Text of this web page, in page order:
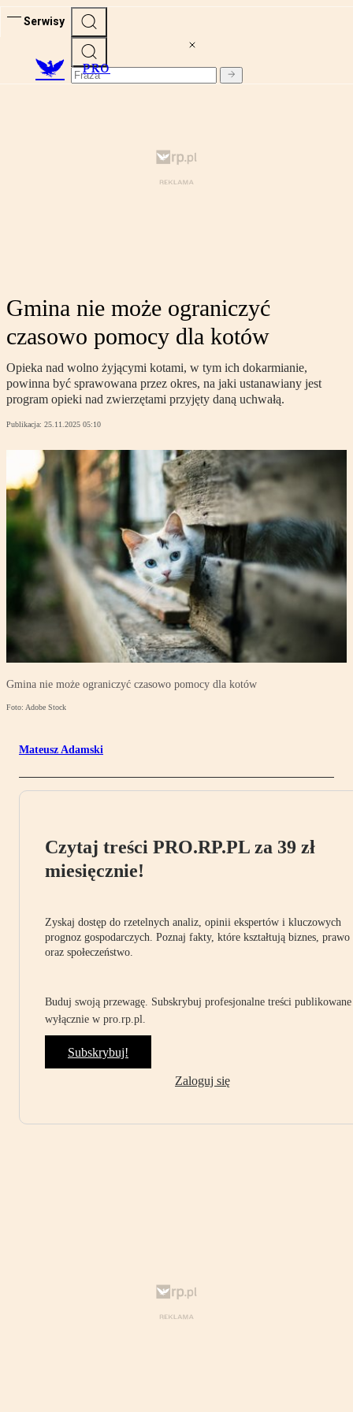
Serwisy
PRO
Gmina nie może ograniczyć
czasowo pomocy dla kotów
Opieka nad wolno żyjącymi kotami, w tym ich dokarmianie,
powinna być sprawowana przez okres, na jaki ustanawiany jest
program opieki nad zwierzętami przyjęty daną uchwałą.
Publikacja: 25.11.2025 05:10
Gmina nie może ograniczyć czasowo pomocy dla kotów
Foto: Adobe Stock
Mateusz Adamski
Czytaj treści PRO.RP.PL za 39 zł
miesięcznie!
Zyskaj dostęp do rzetelnych analiz, opinii ekspertów i kluczowych
prognoz gospodarczych. Poznaj fakty, które kształtują biznes, prawo
oraz społeczeństwo.
Buduj swoją przewagę. Subskrybuj profesjonalne treści publikowane
wyłącznie w pro.rp.pl.
Subskrybuj!
Zaloguj się